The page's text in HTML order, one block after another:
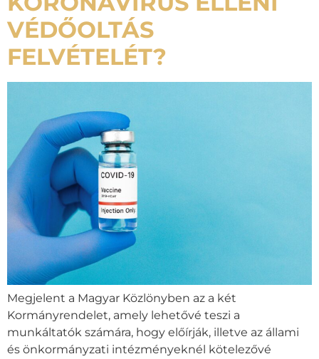
VÉDŐOLTÁS
FELVÉTELÉT?
Megjelent a Magyar Közlönyben az a két
Kormányrendelet, amely lehetővé teszi a
munkáltatók számára, hogy előírják, illetve az állami
és önkormányzati intézményeknél kötelezővé